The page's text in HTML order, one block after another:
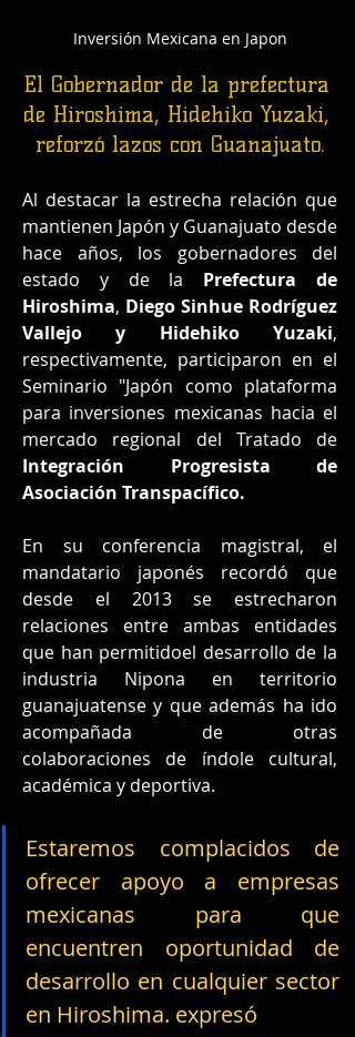
Inversión Mexicana en Japon
El Gobernador de la prefectura
de Hiroshima, Hidehiko Yuzaki,
reforzó lazos con Guanajuato.
Al destacar la estrecha relación que
mantienen Japón y Guanajuato desde
hace años, los gobernadores del
estado y de la Prefectura de
Hiroshima, Diego Sinhue Rodríguez
Vallejo y Hidehiko Yuzaki,
respectivamente, participaron en el
Seminario "Japón como plataforma
para inversiones mexicanas hacia el
Integración Progresista de
Asociación Transpacífico.
En su conferencia magistral, el
mandatario japonés recordó que
desde el 2013 se estrecharon
relaciones entre ambas entidades
que han permitidoel desarrollo de la
industria Nipona en territorio
guanajuatense y que además ha ido
acompañada de otras
colaboraciones de índole cultural,
académica y deportiva.
Estaremos complacidos de
ofrecer apoyo a empresas
mexicanas para que
encuentren oportunidad de
desarrollo en cualquier sector
en Hiroshima. expresó